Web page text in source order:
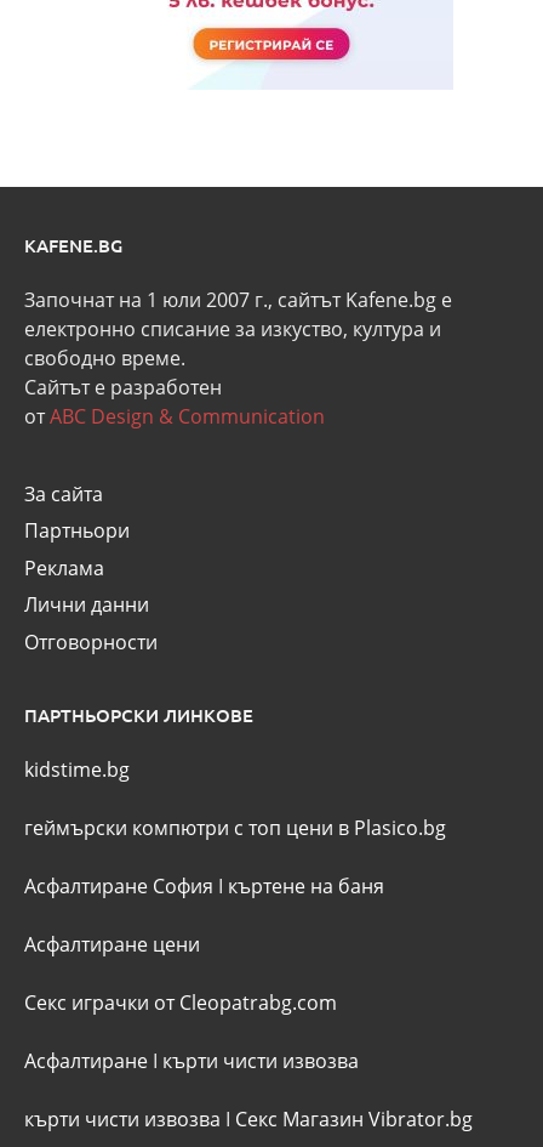
KAFENE.BG
Започнат на 1 юли 2007 г., сайтът Kafene.bg e
eлектронно списание за изкуство, култура и
свободно време.
Сайтът е разработен
отABC Design & Communication
За сайта
Партньори
Реклама
Лични данни
Отговорности
ПАРТНЬОРСКИ ЛИНКОВЕ
kidstime.bg
геймърски компютри с топ цени в Plasico.bg
Асфалтиране София I къртене на баня
Асфалтиране цени
Секс играчки от Cleopatrabg.com
Асфалтиране I кърти чисти извозва
кърти чисти извозва I Секс Магазин Vibrator.bg